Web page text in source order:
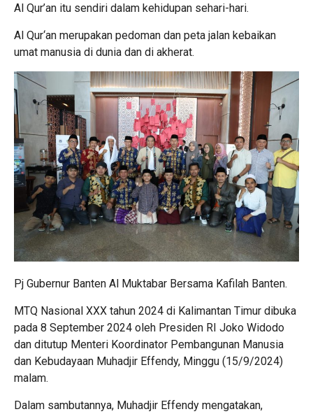
Al Qur’an itu sendiri dalam kehidupan sehari-hari.
Al Qur‘an merupakan pedoman dan peta jalan kebaikan
umat manusia di dunia dan di akherat.
Pj Gubernur Banten Al Muktabar Bersama Kafilah Banten.
MTQ Nasional XXX tahun 2024 di Kalimantan Timur dibuka
pada 8 September 2024 oleh Presiden RI Joko Widodo
dan ditutup Menteri Koordinator Pembangunan Manusia
dan Kebudayaan Muhadjir Effendy, Minggu (15/9/2024)
malam.
Dalam sambutannya, Muhadjir Effendy mengatakan,